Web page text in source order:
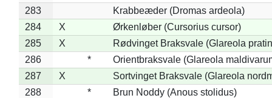
283
Krabbeæder (Dromas ardeola)
284
X
Ørkenløber (Cursorius cursor)
285
X
Rødvinget Braksvale (Glareola
286
*
Orientbraksvale (Glareola
287
X
Sortvinget Braksvale (Glareola
288
*
Brun Noddy (Anous stolidus)